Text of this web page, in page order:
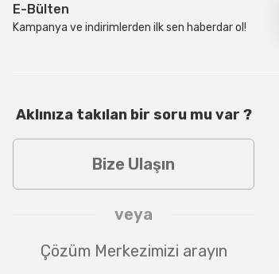
E-Bülten
Kampanya ve indirimlerden ilk sen haberdar ol!
Aklınıza takılan bir soru mu var ?
Bize Ulaşın
veya
Çözüm Merkezimizi arayın